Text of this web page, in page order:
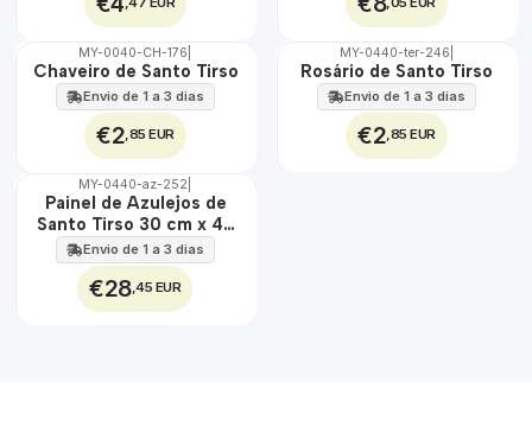
🇵🇹
100%
MY-0040-CH-176
Chaveiro de Santo Tirso
Envio de 1 a 3 dias
€2,85 EUR
🇵🇹
100%
MY-0440-ter-246
Rosário de Santo Tirso
Envio de 1 a 3 dias
€2,85 EUR
🇵🇹
100%
EXT.
MY-0440-az-252
Painel de Azulejos de
Santo Tirso 30 cm x 45
cm
Envio de 1 a 3 dias
€28,45 EUR